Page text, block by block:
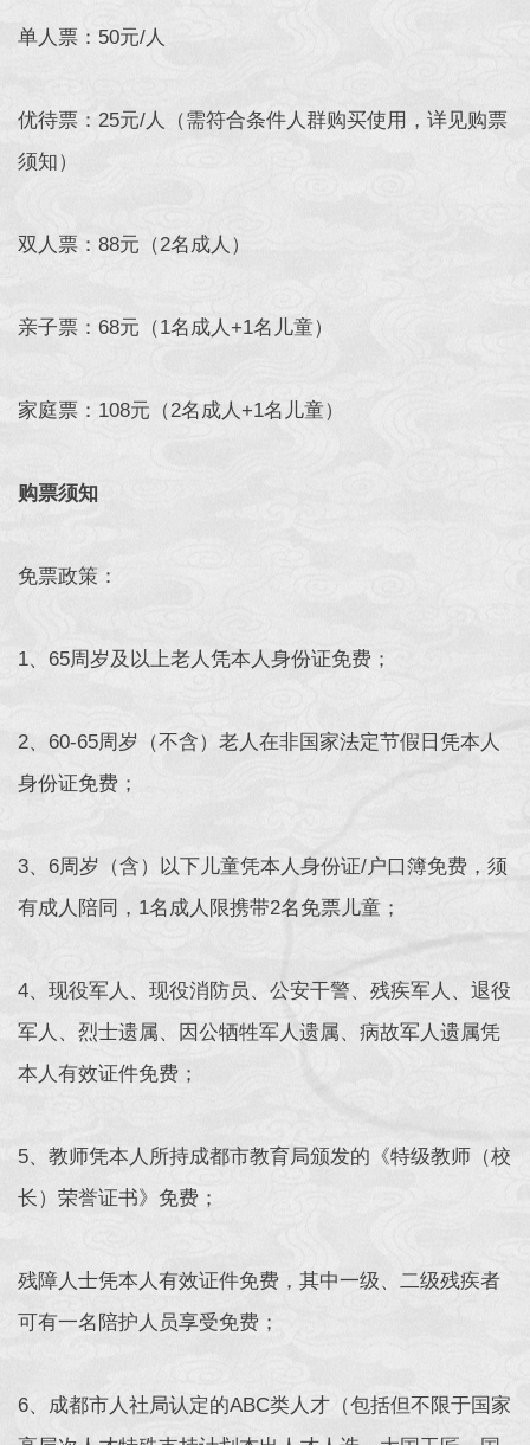
单人票：50元/人
优待票：25元/人（需符合条件人群购买使用，详见购票
须知）
双人票：88元（2名成人）
亲子票：68元（1名成人+1名儿童）
家庭票：108元（2名成人+1名儿童）
购票须知
免票政策：
1、65周岁及以上老人凭本人身份证免费；
2、60-65周岁（不含）老人在非国家法定节假日凭本人
身份证免费；
3、6周岁（含）以下儿童凭本人身份证/户口簿免费，须
有成人陪同，1名成人限携带2名免票儿童；
4、现役军人、现役消防员、公安干警、残疾军人、退役
军人、烈士遗属、因公牺牲军人遗属、病故军人遗属凭
本人有效证件免费；
5、教师凭本人所持成都市教育局颁发的《特级教师（校
长）荣誉证书》免费；
残障人士凭本人有效证件免费，其中一级、二级残疾者
可有一名陪护人员享受免费；
6、成都市人社局认定的ABC类人才（包括但不限于国家